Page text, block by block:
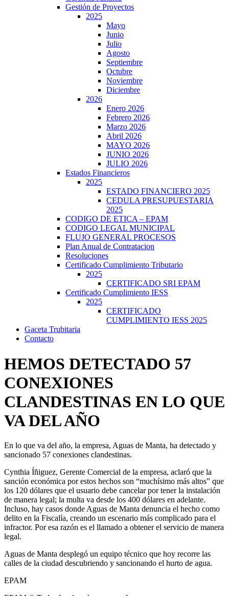
Gestión de Proyectos
2025
Mayo
Junio
Julio
Agosto
Septiembre
Octubre
Noviembre
Diciembre
2026
Enero 2026
Febrero 2026
Marzo 2026
Abril 2026
MAYO 2026
JUNIO 2026
JULIO 2026
Estados Financieros
2025
ESTADO FINANCIERO 2025
CEDULA PRESUPUESTARIA
2025
CODIGO DE ETICA – EPAM
CODIGO LEGAL MUNICIPAL
FLUJO GENERAL PROCESOS
Plan Anual de Contratacion
Resoluciones
Certificado Cumplimiento Tributario
2025
CERTIFICADO SRI EPAM
Certificado Cumplimiento IESS
2025
CERTIFICADO
CUMPLIMIENTO IESS 2025
Gaceta Trubitaria
Contacto
HEMOS DETECTADO 57
CONEXIONES
CLANDESTINAS EN LO QUE
VA DEL AÑO
En lo que va del año, la empresa, Aguas de Manta, ha detectado y
sancionado 57 conexiones clandestinas.
Cynthia Íñiguez, Gerente Comercial de la empresa, aclaró que la
sanción económica por estos hechos son “muchísimo más altos” que
los 120 dólares que el usuario debe cancelar por tener la instalación
de manera legal; la multa va desde los 400 dólares en adelante.
Incluso, hay casos donde Aguas de Manta denuncia el hecho como
delito en la Fiscalía, creando un escenario más complicado para el
infractor. Por esa razón es el llamado a obtener el servicio de manera
legal.
Aguas de Manta desplegó un equipo técnico que hoy recorre las
calles de la ciudad descubriendo y sancionando el hurto de agua.
EPAM